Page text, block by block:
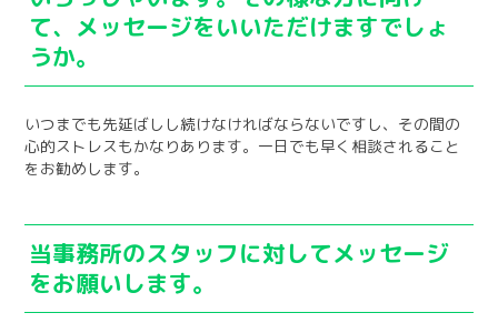
て、メッセージをいいただけますでしょ
うか。
いつまでも先延ばしし続けなければならないですし、その間の
心的ストレスもかなりあります。一日でも早く相談されること
をお勧めします。
当事務所のスタッフに対してメッセージ
をお願いします。